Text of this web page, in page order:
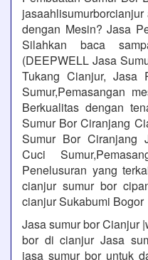
dengan Mesin? Jasa
Silahkan baca
(DEEPWELL Jasa
Tukang Cianjur, Jasa
Sumur,Pemasangan
Berkualitas dengan
Sumur Bor Ciranjang
Sumur Bor Ciranjang
Cuci
Penelusuran yang
cianjur sumur bor
cianjur Sukabumi Bogor
Jasa sumur bor Cianjur
bor di cianjur Jasa
jasa sumur bor untuk